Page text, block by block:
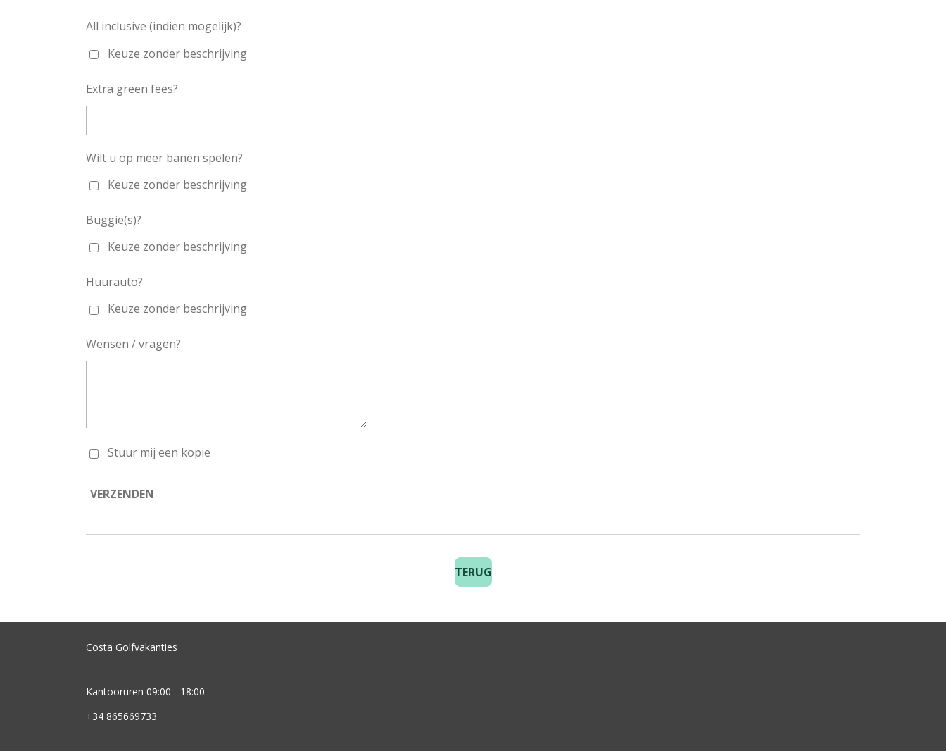
All inclusive (indien mogelijk)?
Keuze zonder beschrijving
Extra green fees?
Wilt u op meer banen spelen?
Keuze zonder beschrijving
Buggie(s)?
Keuze zonder beschrijving
Huurauto?
Keuze zonder beschrijving
Wensen / vragen?
Stuur mij een kopie
VERZENDEN
TERUG
Costa Golfvakanties
Kantooruren 09:00 - 18:00
+34 865669733